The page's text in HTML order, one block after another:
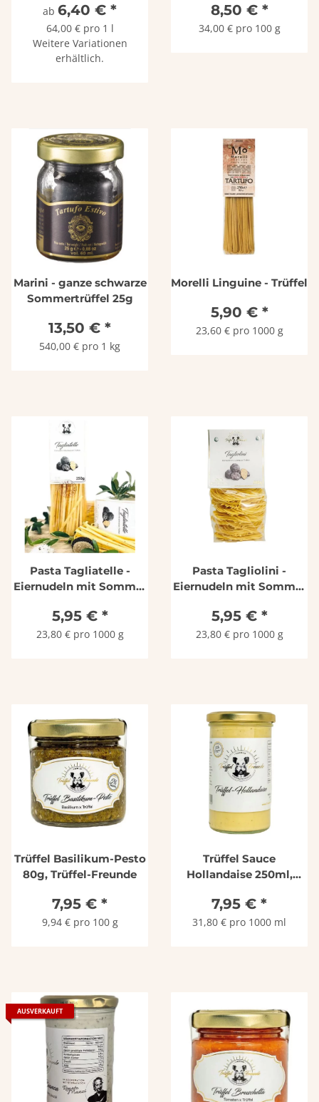
ab 6,40 € *
64,00 € pro 1 l
Weitere Variationen
erhältlich.
8,50 € *
34,00 € pro 100 g
Marini - ganze schwarze
Sommertrüffel 25g
13,50 € *
540,00 € pro 1 kg
Morelli Linguine - Trüffel
5,90 € *
23,60 € pro 1000 g
Pasta Tagliatelle -
Eiernudeln mit Sommer
Freunde
5,95 € *
23,80 € pro 1000 g
Pasta Tagliolini -
Eiernudeln mit Sommer
Freunde
5,95 € *
23,80 € pro 1000 g
Trüffel Basilikum-Pesto
80g, Trüffel-Freunde
7,95 € *
9,94 € pro 100 g
Trüffel Sauce
Hollandaise 250ml,
7,95 € *
31,80 € pro 1000 ml
AUSVERKAUFT